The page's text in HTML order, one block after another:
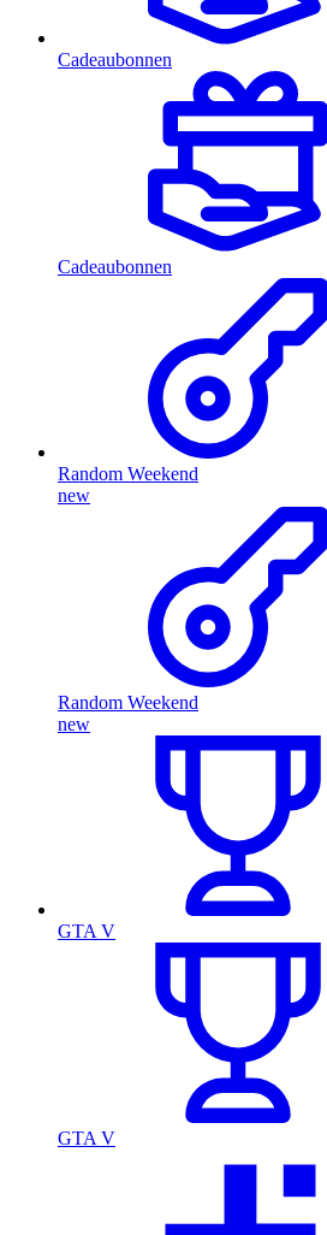
Cadeaubonnen
Cadeaubonnen
Random Weekend
new
Random Weekend
new
GTA V
GTA V